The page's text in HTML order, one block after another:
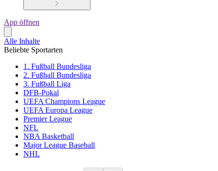
App öffnen
Alle Inhalte
Beliebte Sportarten
1. Fußball Bundesliga
2. Fußball Bundesliga
3. Fußball Liga
DFB-Pokal
UEFA Champions League
UEFA Europa League
Premier League
NFL
NBA Basketball
Major League Baseball
NHL